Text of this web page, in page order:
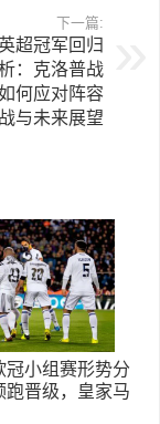
下一篇:
超冠军回归
：克洛普战
何应对阵容
与未来展望
冠小组赛形势分
跑晋级，皇家马